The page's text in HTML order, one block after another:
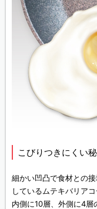
こびりつきにくい
細かい凹凸で食材との
しているムテキバリアコ
内側に10層、外側に4層